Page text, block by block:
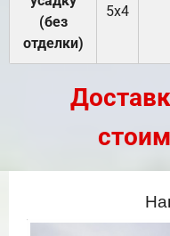
(без
отделки)
5х4